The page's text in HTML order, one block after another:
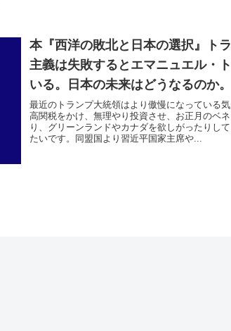
本『西洋の敗北と日本の選択』ト
主義は失敗するとエマニュエル・
いる。日本の未来はどうなるのか。
最近のトランプ大統領はより傲慢になっている
高関税をかけ、無理やり投資させ、お正月のベ
り、グリーンランドやカナダを欲しがったりし
たいです。同盟国より習近平国家主席や...